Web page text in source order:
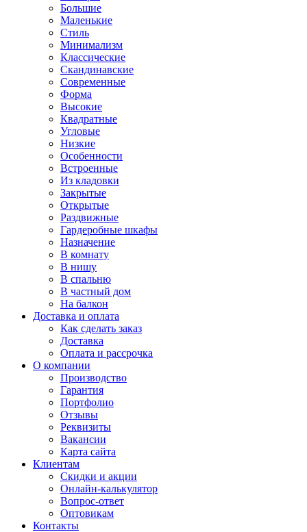
Большие
Маленькие
Стиль
Минимализм
Классические
Скандинавские
Современные
Форма
Высокие
Квадратные
Угловые
Низкие
Особенности
Встроенные
Из кладовки
Закрытые
Открытые
Раздвижные
Гардеробные шкафы
Назначение
В комнату
В нишу
В спальню
В частный дом
На балкон
Доставка и оплата
Как сделать заказ
Доставка
Оплата и рассрочка
О компании
Производство
Гарантия
Портфолио
Отзывы
Реквизиты
Вакансии
Карта сайта
Клиентам
Скидки и акции
Онлайн-калькулятор
Вопрос-ответ
Оптовикам
Контакты